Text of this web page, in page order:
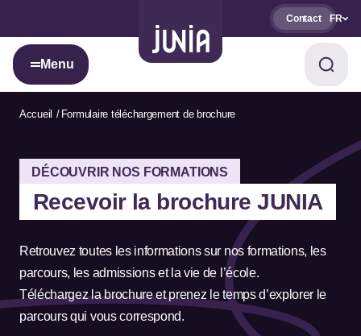
Contact FR
Menu
Accueil Formulaire téléchargement de brochure
DÉCOUVRIR NOS FORMATIONS
Recevoir la brochure JUNIA
Retrouvez toutes les informations sur nos formations, les
parcours, les admissions et la vie de l’école.
Téléchargez la brochure et prenez le temps d’explorer le
parcours qui vous correspond.